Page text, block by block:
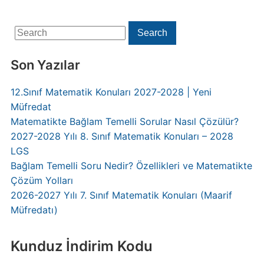
Search
for:
Search
Son Yazılar
12.Sınıf Matematik Konuları 2027-2028 | Yeni
Müfredat
Matematikte Bağlam Temelli Sorular Nasıl Çözülür?
2027-2028 Yılı 8. Sınıf Matematik Konuları – 2028
LGS
Bağlam Temelli Soru Nedir? Özellikleri ve Matematikte
Çözüm Yolları
2026-2027 Yılı 7. Sınıf Matematik Konuları (Maarif
Müfredatı)
Kunduz İndirim Kodu